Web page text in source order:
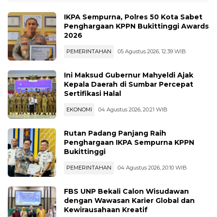
IKPA Sempurna, Polres 50 Kota Sabet
Penghargaan KPPN Bukittinggi Awards
2026
PEMERINTAHAN 05 Agustus 2026, 12:39 WIB
Ini Maksud Gubernur Mahyeldi Ajak
Kepala Daerah di Sumbar Percepat
Sertifikasi Halal
EKONOMI 04 Agustus 2026, 20:21 WIB
Rutan Padang Panjang Raih
Penghargaan IKPA Sempurna KPPN
Bukittinggi
PEMERINTAHAN 04 Agustus 2026, 20:10 WIB
FBS UNP Bekali Calon Wisudawan
dengan Wawasan Karier Global dan
Kewirausahaan Kreatif